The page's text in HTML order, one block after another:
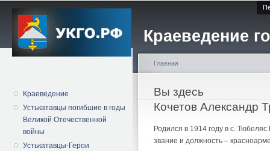
Краеведение
Краеведение
Устькатавцы погибшие в годы
Великой Отечественной
войны
Устькатавцы-Герои
Вы здесь
Главная
Кочетов Александр
Родился в 1914 году в с.
звание и должность –